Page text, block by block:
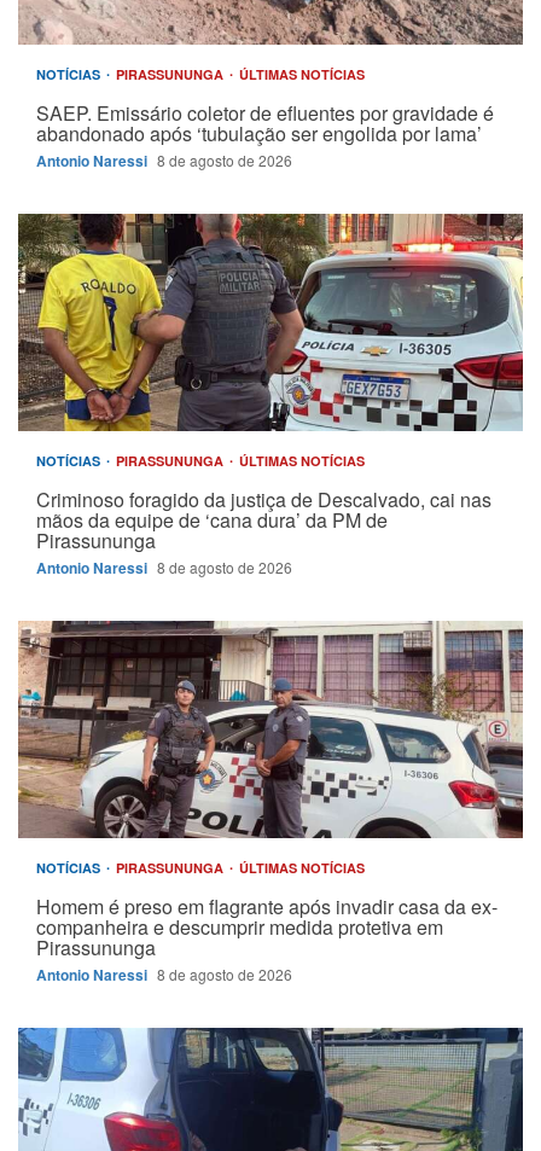
NOTÍCIAS PIRASSUNUNGA ÚLTIMAS NOTÍCIAS
SAEP. Emissário coletor de efluentes por gravidade é
abandonado após ‘tubulação ser engolida por lama’
Antonio Naressi 8 de agosto de 2026
NOTÍCIAS PIRASSUNUNGA ÚLTIMAS NOTÍCIAS
Criminoso foragido da justiça de Descalvado, cai nas
mãos da equipe de ‘cana dura’ da PM de
Pirassununga
Antonio Naressi 8 de agosto de 2026
NOTÍCIAS PIRASSUNUNGA ÚLTIMAS NOTÍCIAS
Homem é preso em flagrante após invadir casa da ex-
companheira e descumprir medida protetiva em
Pirassununga
Antonio Naressi 8 de agosto de 2026